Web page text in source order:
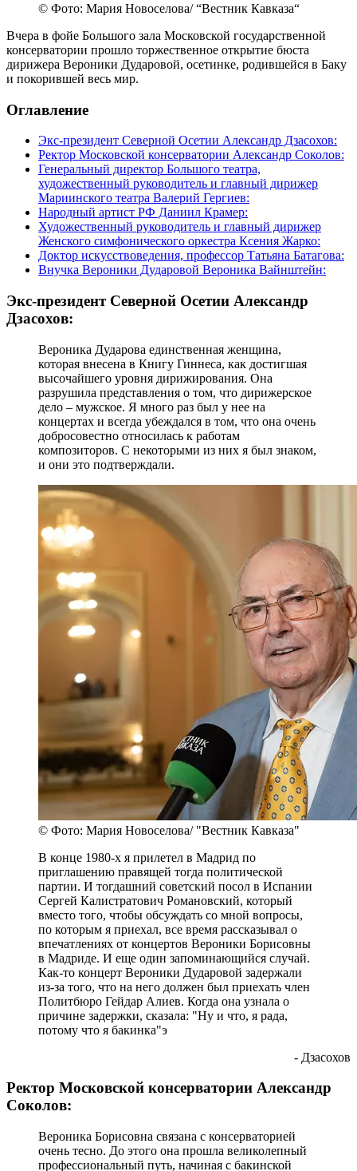
© Фото: Мария Новоселова/ “Вестник Кавказа“
Вчера в фойе Большого зала Московской государственной
консерватории прошло торжественное открытие бюста
дирижера Вероники Дударовой, осетинке, родившейся в Баку
и покорившей весь мир.
Оглавление
Экс-президент Северной Осетии Александр Дзасохов:
Ректор Московской консерватории Александр Соколов:
Генеральный директор Большого театра,
художественный руководитель и главный дирижер
Мариинского театра Валерий Гергиев:
Народный артист РФ Даниил Крамер:
Художественный руководитель и главный дирижер
Женского симфонического оркестра Ксения Жарко:
Доктор искусствоведения, профессор Татьяна Батагова:
Внучка Вероники Дударовой Вероника Вайнштейн:
Экс-президент Северной Осетии Александр
Дзасохов:
Вероника Дударова единственная женщина,
которая внесена в Книгу Гиннеса, как достигшая
высочайшего уровня дирижирования. Она
разрушила представления о том, что дирижерское
дело – мужское. Я много раз был у нее на
концертах и всегда убеждался в том, что она очень
добросовестно относилась к работам
композиторов. С некоторыми из них я был знаком,
и они это подтверждали.
© Фото: Мария Новоселова/ "Вестник Кавказа"
В конце 1980-х я прилетел в Мадрид по
приглашению правящей тогда политической
партии. И тогдашний советский посол в Испании
Сергей Калистратович Романовский, который
вместо того, чтобы обсуждать со мной вопросы,
по которым я приехал, все время рассказывал о
впечатлениях от концертов Вероники Борисовны
в Мадриде. И еще один запоминающийся случай.
Как-то концерт Вероники Дударовой задержали
из-за того, что на него должен был приехать член
Политбюро Гейдар Алиев. Когда она узнала о
причине задержки, сказала: "Ну и что, я рада,
потому что я бакинка"э
- Дзасохов
Ректор Московской консерватории Александр
Соколов:
Вероника Борисовна связана с консерваторией
очень тесно. До этого она прошла великолепный
профессиональный путь, начиная с бакинской